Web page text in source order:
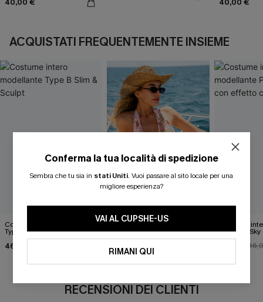
40,00 € 40,00 €
ACQUISTATI FREQUENTEMENTE INSIEME
Costume intero modellante
Type B Slim & Sculpt
46,00 €
Costume da bagno intero
con delicata fantasia
floreale.
36,00 €
Costume
Paint the
contenitivo
RECENSIONI DEI CLIENTI
Conferma la tua località di spedizione
Sembra che tu sia in stati Uniti. Vuoi passare al sito locale per una
migliore esperienza?
VAI AL CUPSHE-US
RIMANI QUI